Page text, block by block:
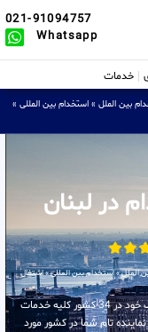
021-91094757
Whatsapp
خدمات
بین الملل » استخدام بین المللی »
در لبنان
الملل»استخدام بین المللی»اشتغال
موسسه بین المللی ثبتا (Sabtta Group) با ایجاد شعب خود در 34 کشور کلیه خدمات
تام شما در کشور مورد